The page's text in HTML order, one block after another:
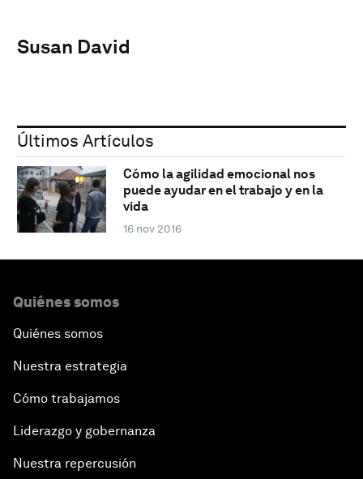
Susan David
Últimos Artículos
Cómo la agilidad emocional nos
puede ayudar en el trabajo y en la
vida
16 nov 2016
Quiénes somos
Quiénes somos
Nuestra estrategia
Cómo trabajamos
Liderazgo y gobernanza
Nuestra repercusión